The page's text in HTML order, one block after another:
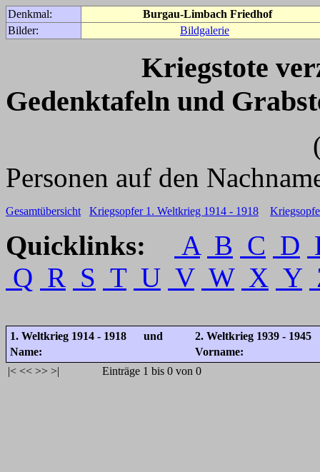
Denkmal:
Burgau-Limbach Friedhof
Bilder:
Bildgalerie
Kriegstote
Gedenktafeln und
(Für weitere
Personen auf den
Gesamtübersicht Kriegsopfer 1. Weltkrieg 1914 - 1918
Quicklinks: A B C D
Q R S T U V W X Y
1. Weltkrieg 1914 - 1918 und
2. Weltkrieg 1939 - 1945
Name:
Vorname:
|< << >> >| Einträge 1 bis 0 von 0